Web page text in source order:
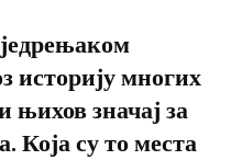
историју многих
њихов значај за
Која су то места